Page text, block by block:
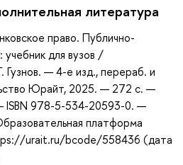
литература
право. Публично-
учебник для вузов /
Гузнов. — 4-е изд., перераб. и
Юрайт, 2025. — 272 с. —
ISBN 978-5-534-20593-0. —
платформа
urait.ru/bcode/558436 (дата